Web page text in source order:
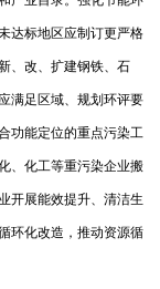
达标地区应制订更严格
、改、扩建钢铁、石
满足区域、规划环评要
功能定位的重点污染工
、化工等重污染企业搬
开展能效提升、清洁生
环化改造，推动资源循